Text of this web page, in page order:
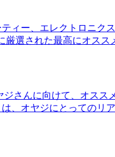
ィー、エレクトロニク
選された最高にオス
さんに向けて、オス
、オヤジにとってのリ